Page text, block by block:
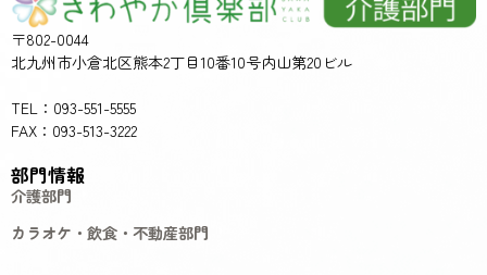
〒802-0044
北九州市小倉北区熊本2丁目10番10号内山第20ビル
TEL：093-551-5555
FAX：093-513-3222
部門情報
介護部門
カラオケ・飲食・不動産部門